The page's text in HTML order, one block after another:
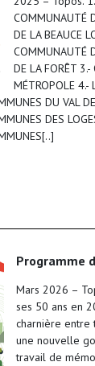
COMMUNAUTÉ
DE LA BEAUCE
COMMUNAUTÉ
DE LA FORÊT 3.-
MÉTROPOLE 4.-
DU VAL
DES
programme
Mars 2026 –
ses 50 ans en
charnière entre
une nouvelle
travail de